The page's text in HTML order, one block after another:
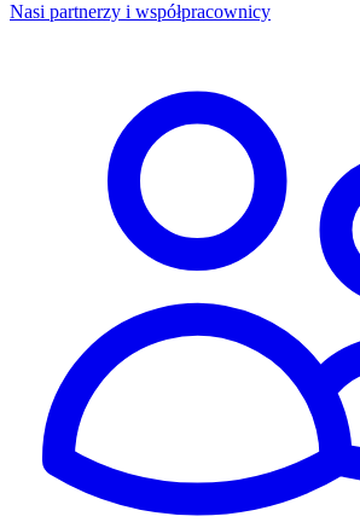
Nasi partnerzy i współpracownicy